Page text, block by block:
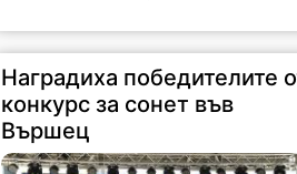
Наградиха победителите
конкурс за сонет във
Вършец